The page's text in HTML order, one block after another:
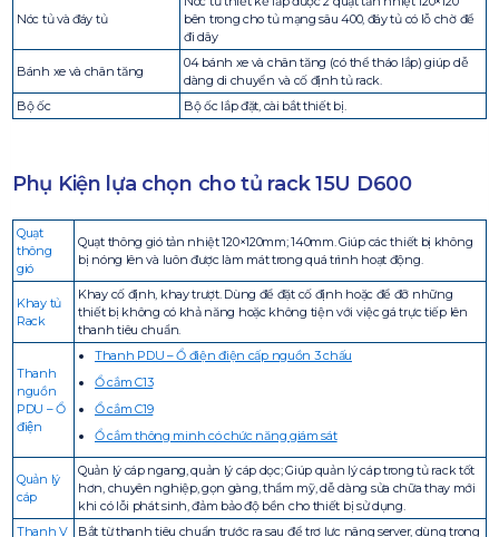
Nóc tủ và đáy tủ
bên trong cho tủ mạng sâu 400, đáy tủ có lỗ chờ để
đi dây
Bánh xe và chân tăng
04 bánh xe và chân tăng (có thể tháo lắp) giúp dễ
dàng di chuyển và cố định tủ rack.
Bộ ốc
Bộ ốc lắp đặt, cài bắt thiết bị.
Phụ Kiện lựa chọn cho tủ rack 15U D600
Quạt
thông
gió
Quạt thông gió tản nhiệt 120×120mm; 140mm. Giúp các thiết bị không
bị nóng lên và luôn được làm mát trong quá trình hoạt động.
Khay tủ
Rack
Khay cố định, khay trượt. Dùng để đặt cố định hoặc để đỡ những
thiết bị không có khả năng hoặc không tiện với việc gá trực tiếp lên
thanh tiêu chuẩn.
Thanh
nguồn
PDU – Ổ
điện
Thanh PDU – Ổ điện điện cấp nguồn 3 chấu
Ổ cắm C13
Ổ cắm C19
Ổ cắm thông minh có chức năng giám sát
Quản lý
cáp
Quản lý cáp ngang, quản lý cáp dọc; Giúp quản lý cáp trong tủ rack tốt
hơn, chuyên nghiệp, gọn gàng, thẩm mỹ, dễ dàng sửa chữa thay mới
khi có lỗi phát sinh, đảm bảo độ bền cho thiết bị sử dụng.
Thanh V
Bắt từ thanh tiêu chuẩn trước ra sau để trợ lực nâng server, dùng trong